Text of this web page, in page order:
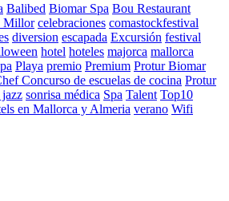
Balibed Biomar Spa Bou Restaurant
Millor celebraciones comastockfestival
diversion escapada Excursión festival
hotel hoteles majorca mallorca
Playa premio Premium Protur Biomar
Concurso de escuelas de cocina Protur
sonrisa médica Spa Talent Top10
en Mallorca y Almeria verano Wifi